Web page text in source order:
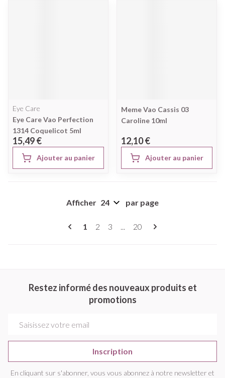
Eye Care
Eye Care Vao Perfection
1314 Coquelicot 5ml
15,49 €
Ajouter au panier
Meme Vao Cassis 03
Caroline 10ml
12,10 €
Ajouter au panier
Pages
Vous lisez actuellement la page
1 Page
2 Page
3 ... Page
20
Afficher par page
Restez informé des nouveaux produits et
promotions
Inscription
En cliquant sur s'abonner, vous vous abonnez à notre newsletter et